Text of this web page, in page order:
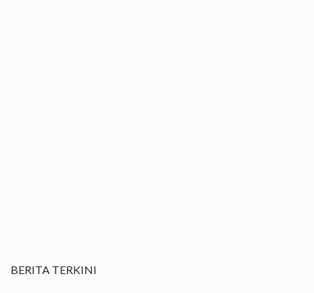
BERITA TERKINI